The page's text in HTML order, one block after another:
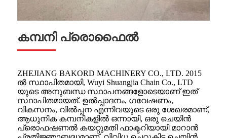
കമ്പനി പ്രൊഫൈൽ
ZHEJIANG BAKORD MACHINERY CO., LTD. 2015
ൽ സ്ഥാപിതമായി, Wuyi Shuangjia Chain Co., LTD
യുടെ അനുബന്ധ സ്ഥാപനങ്ങളോടെയാണ് ഇത്
സ്ഥാപിതമായത്. ഉൽപ്പാദനം, ഗവേഷണം,
വികസനം, വിൽപ്പന എന്നിവയുടെ ഒരു ശേഖരമാണ്,
ആധുനിക കമ്പനികളിൽ ഒന്നായി, ഒരു ചെയിൻ
പ്രൊഫഷണൽ കയറ്റുമതി ഫാക്ടറിയായി മാറാൻ